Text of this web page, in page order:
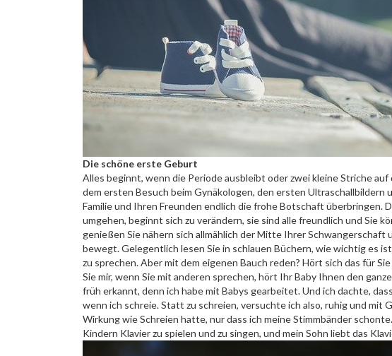
Die schöne erste Geburt
Alles beginnt, wenn die Periode ausbleibt oder zwei kleine Striche
dem ersten Besuch beim Gynäkologen, den ersten
Familie und Ihren Freunden endlich die frohe Botschaft überbringen.
umgehen, beginnt sich zu verändern, sie sind alle freundlich und Sie
genießen Sie nähern sich allmählich der Mitte Ihrer Schwangerschaft
bewegt. Gelegentlich lesen Sie in schlauen Büchern, wie wichtig es
zu sprechen. Aber mit dem eigenen Bauch reden? Hört sich das für
Sie mir, wenn Sie mit anderen sprechen, hört Ihr Baby Ihnen den
früh erkannt, denn ich habe mit Babys gearbeitet. Und ich dachte,
wenn ich schreie. Statt zu schreien, versuchte ich also, ruhig und mit
Wirkung wie Schreien hatte, nur dass ich meine Stimmbänder
Kindern Klavier zu spielen und zu singen, und mein Sohn liebt das